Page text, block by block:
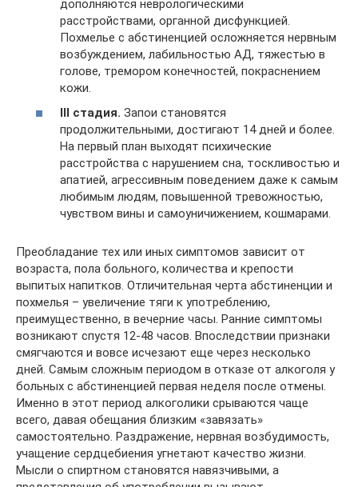
дополняются неврологическими
расстройствами, органной дисфункцией.
Похмелье с абстиненцией осложняется нервным
возбуждением, лабильностью АД, тяжестью в
голове, тремором конечностей, покраснением
кожи.
III стадия. Запои становятся
продолжительными, достигают 14 дней и более.
На первый план выходят психические
расстройства с нарушением сна, тоскливостью и
апатией, агрессивным поведением даже к самым
любимым людям, повышенной тревожностью,
чувством вины и самоуничижением, кошмарами.
Преобладание тех или иных симптомов зависит от
возраста, пола больного, количества и крепости
выпитых напитков. Отличительная черта абстиненции и
похмелья – увеличение тяги к употреблению,
преимущественно, в вечерние часы. Ранние симптомы
возникают спустя 12-48 часов. Впоследствии признаки
смягчаются и вовсе исчезают еще через несколько
дней. Самым сложным периодом в отказе от алкоголя у
больных с абстиненцией первая неделя после отмены.
Именно в этот период алкоголики срываются чаще
всего, давая обещания близким «завязать»
самостоятельно. Раздражение, нервная возбудимость,
учащение сердцебиения угнетают качество жизни.
Мысли о спиртном становятся навязчивыми, а